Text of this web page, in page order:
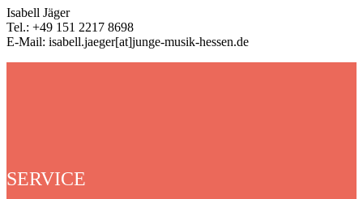
Isabell Jäger
Tel.: +49 151 2217 8698
E-Mail: isabell.jaeger[at]junge-musik-hessen.de
SERVICE